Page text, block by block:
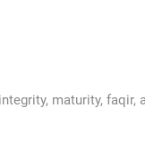
maturity, faqir,